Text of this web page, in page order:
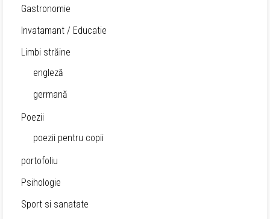
Gastronomie
Invatamant / Educatie
Limbi străine
engleză
germană
Poezii
poezii pentru copii
portofoliu
Psihologie
Sport si sanatate